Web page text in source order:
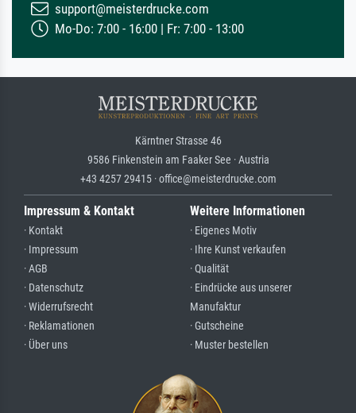
support@meisterdrucke.com
Mo-Do: 7:00 - 16:00 | Fr: 7:00 - 13:00
Kärntner Strasse 46
9586 Finkenstein am Faaker See · Austria
+43 4257 29415 · office@meisterdrucke.com
Impressum & Kontakt
· Kontakt
· Impressum
· AGB
· Datenschutz
· Widerrufsrecht
· Reklamationen
· Über uns
Weitere Informationen
· Eigenes Motiv
· Ihre Kunst verkaufen
· Qualität
· Eindrücke aus unserer
Manufaktur
· Gutscheine
· Muster bestellen